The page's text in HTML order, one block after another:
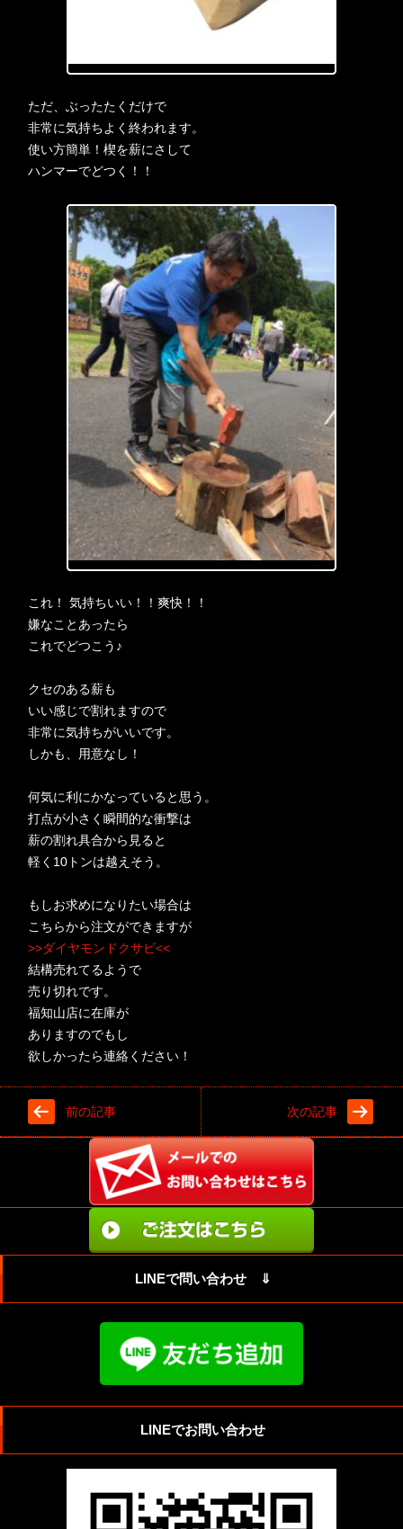
ただ、ぶったたくだけで
非常に気持ちよく終われます。
使い方簡単！楔を薪にさして
ハンマーでどつく！！
これ！ 気持ちいい！！爽快！！
嫌なことあったら
これでどつこう♪
クセのある薪も
いい感じで割れますので
非常に気持ちがいいです。
しかも、用意なし！
何気に利にかなっていると思う。
打点が小さく瞬間的な衝撃は
薪の割れ具合から見ると
軽く10トンは越えそう。
もしお求めになりたい場合は
こちらから注文ができますが
>>ダイヤモンドクサビ<<
結構売れてるようで
売り切れです。
福知山店に在庫が
ありますのでもし
欲しかったら連絡ください！
前の記事 次の記事
LINEで問い合わせ ⇓
LINEでお問い合わせ